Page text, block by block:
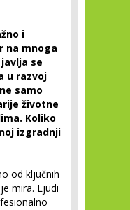
i
na mnoga
se
u razvoj
samo
životne
Koliko
izgradnji
od ključnih
mira. Ljudi